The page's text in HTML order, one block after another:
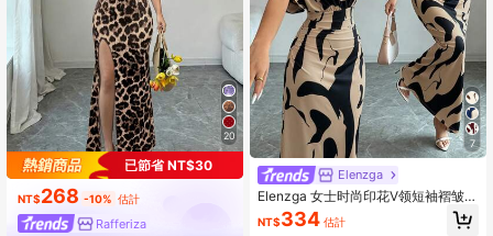
20
已節省 NT$30
NT$268 -10% 估計
Rafferiza
7
Elenzga
Elenzga 女士时尚印花V领短袖褶皱腰
身修身浪漫优雅休闲通勤约会派对晚
宴连衣裙，春夏款
NT$334 估計